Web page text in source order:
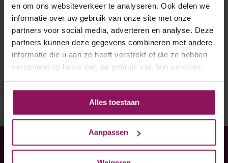
en om ons websiteverkeer te analyseren. Ook delen we
informatie over uw gebruik van onze site met onze
partners voor social media, adverteren en analyse. Deze
partners kunnen deze gegevens combineren met andere
informatie die u aan ze heeft verstrekt of die ze hebben
verzameld op basis van uw gebruik van hun services.
Alles toestaan
Aanpassen
Cando binnendeur Maastricht
Opdek rechtsdraaiend
A-Grade
€ 140,-
Heeft u hulp nodig bij uw